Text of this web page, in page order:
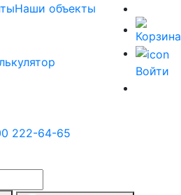
Наши объекты
Войти
222-64-65